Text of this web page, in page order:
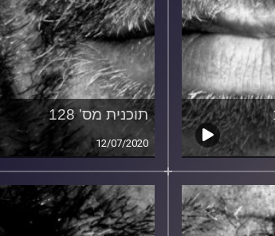
תוכנית מס' 128
12/07/2020